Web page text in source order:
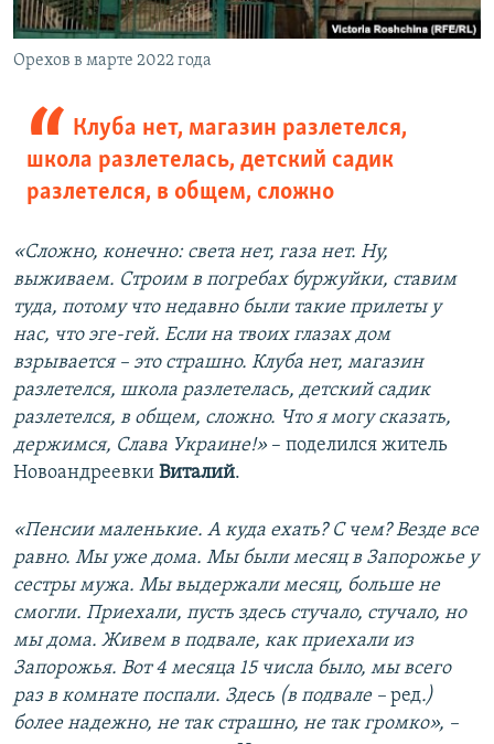
Орехов в марте 2022 года
Клуба нет, магазин разлетелся,
школа разлетелась, детский садик
разлетелся, в общем, сложно
«Сложно, конечно: света нет, газа нет. Ну,
выживаем. Строим в погребах буржуйки, ставим
туда, потому что недавно были такие прилеты у
нас, что эге-гей. Если на твоих глазах дом
взрывается – это страшно. Клуба нет, магазин
разлетелся, школа разлетелась, детский садик
разлетелся, в общем, сложно. Что я могу сказать,
держимся, Слава Украине!» – поделился житель
Новоандреевки Виталий.
«Пенсии маленькие. А куда ехать? С чем? Везде все
равно. Мы уже дома. Мы были месяц в Запорожье у
сестры мужа. Мы выдержали месяц, больше не
смогли. Приехали, пусть здесь стучало, стучало, но
мы дома. Живем в подвале, как приехали из
Запорожья. Вот 4 месяца 15 числа было, мы всего
раз в комнате поспали. Здесь (в подвале – ред.)
более надежно, не так страшно, не так громко», –